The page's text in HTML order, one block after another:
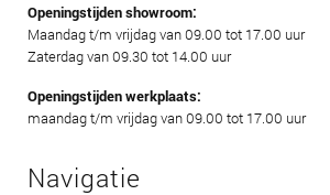
Openingstijden showroom:
Maandag t/m vrijdag van 09.00 tot 17.00 uur
Zaterdag van 09.30 tot 14.00 uur
Openingstijden werkplaats:
maandag t/m vrijdag van 09.00 tot 17.00 uur
Navigatie